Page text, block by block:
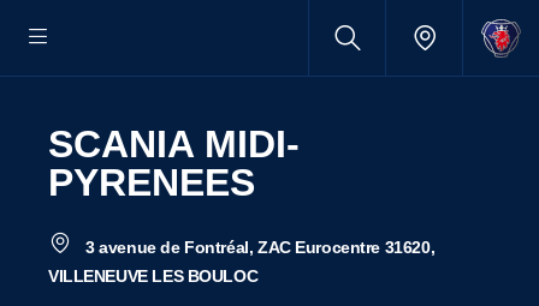
SCANIA MIDI-
PYRENEES
3 avenue de Fontréal, ZAC Eurocentre 31620,
VILLENEUVE LES BOULOC